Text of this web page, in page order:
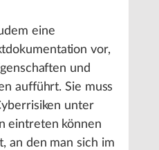
eine
vor,
und
aufführt. Sie muss
unter
eintreten können
an den man sich im